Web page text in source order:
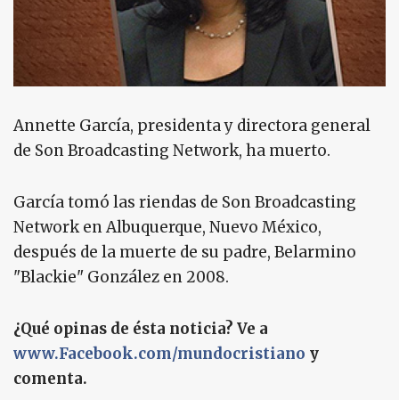
Annette García, presidenta y directora general
de Son Broadcasting Network, ha muerto.
García tomó las riendas de Son Broadcasting
Network en Albuquerque, Nuevo México,
después de la muerte de su padre, Belarmino
"Blackie" González en 2008.
¿Qué opinas de ésta noticia? Ve a
www.Facebook.com/mundocristiano y
comenta.